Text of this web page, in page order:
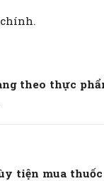
theo thực
tiện mua